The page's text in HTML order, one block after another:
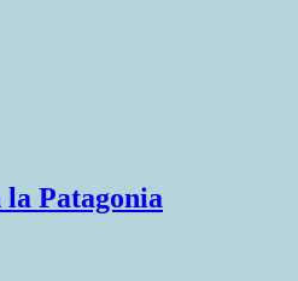
Patagonia